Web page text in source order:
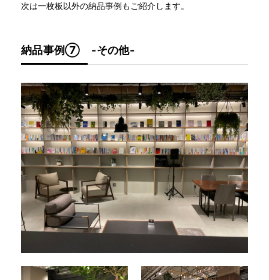
次は一枚板以外の納品事例もご紹介します。
納品事例⑦ -その他-